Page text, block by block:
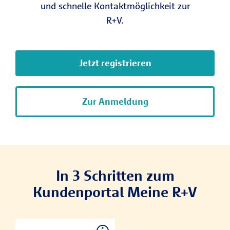
und schnelle Kontaktmöglichkeit zur
R+V.
Jetzt registrieren
Zur Anmeldung
In 3 Schritten zum
Kundenportal Meine R+V